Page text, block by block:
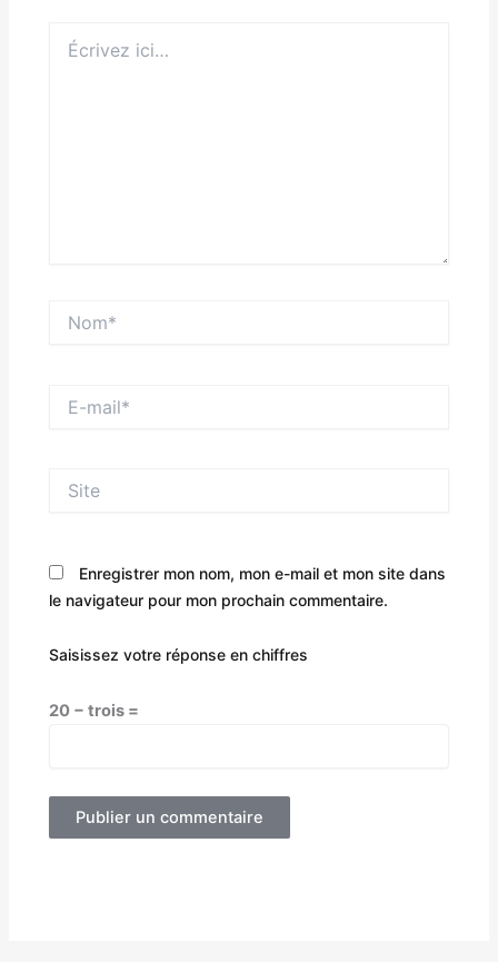
ici…
mail*
Enregistrer mon nom, mon e-mail et mon site dans
le navigateur pour mon prochain commentaire.
Saisissez votre réponse en chiffres
20 − trois =